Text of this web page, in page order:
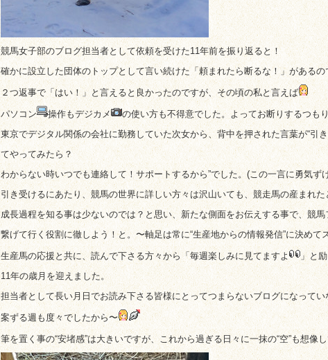
競馬女子部のブログ担当者として依頼を受けた11年前を振り返ると！
確かに設立した団体のトップとして言い続けた「頼まれたら断るな！」があるの
２つ返事で「はい！」と言えると良かったのですが、その頃の私と言えば
パソコン 操作もデジカメ
の使い方も不得意でした。よってお断りするつも
東京でデジタル関係の会社に勤務していた次女から、背中を押された言葉が“引
てやってみたら？
わからない時いつでも連絡して！サポートするから”でした。(この一言に勇気ず
引き受けるにあたり、競馬の世界に詳しい方々は沢山いても、競走馬の産まれた
成長過程を知る事は少ないのでは？と思い、新たな側面をお伝えする事で、競馬
繋げて行く役割に徹しよう！と。〜軸足は常に“生産地からの情報発信”に決めて
生産馬の応援と共に、読んで下さる方々から「毎週楽しみに見てますよ
」と
11年の歳月を迎えました。
担当者として長い月日でお読み下さる皆様にとってつまらないブログになってい
案ずる週も度々でしたから〜
筆を置く事の“安堵感”は大きいですが、これから過ぎる日々に一抹の“空”も想像し